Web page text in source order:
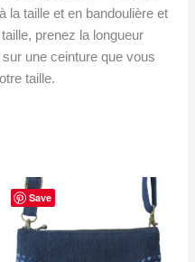
la taille et en bandoulière et
prenez la longueur
une ceinture que vous
taille.
Save